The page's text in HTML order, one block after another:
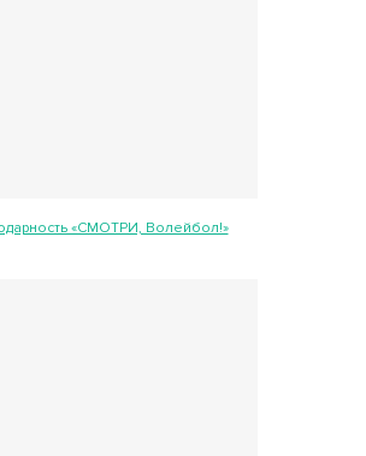
«СМОТРИ, Волейбол!»